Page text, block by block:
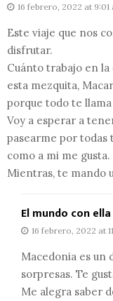
16 febrero, 2022 at 9:01
Este viaje que nos
disfrutar.
Cuánto trabajo en
esta mezquita,
porque todo te
Voy a esperar a
pasearme por todas
como a mi me gusta.
Mientras, te mando
El mundo con ella
16 febrero, 2022 at
Macedonia es un
sorpresas. Te
Me alegra saber